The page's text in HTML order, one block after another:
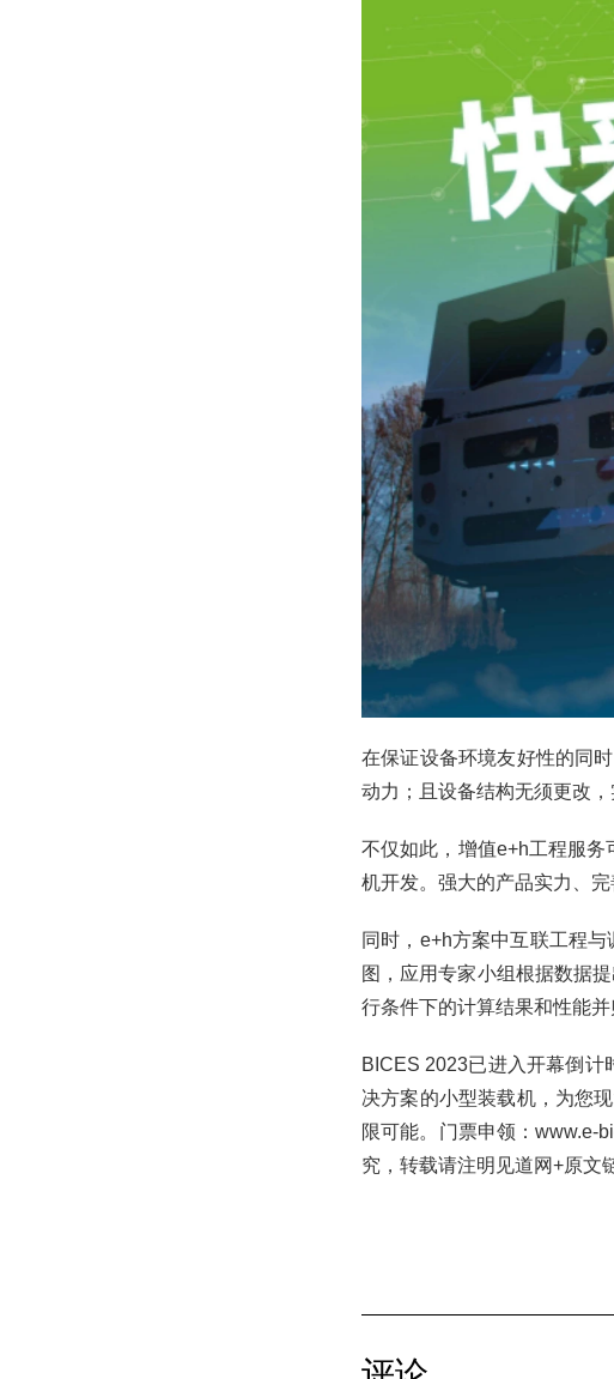
在保证设备环境友好性的同
动力；且设备结构无须更改
不仅如此，增值e+h工程服
机开发。强大的产品实力、
同时，e+h方案中互联工程
图，应用专家小组根据数据
行条件下的计算结果和性能
BICES 2023已进入开幕倒
决方案的小型装载机，为您
限可能。门票申领：www.e-
究，转载请注明见道网+原文